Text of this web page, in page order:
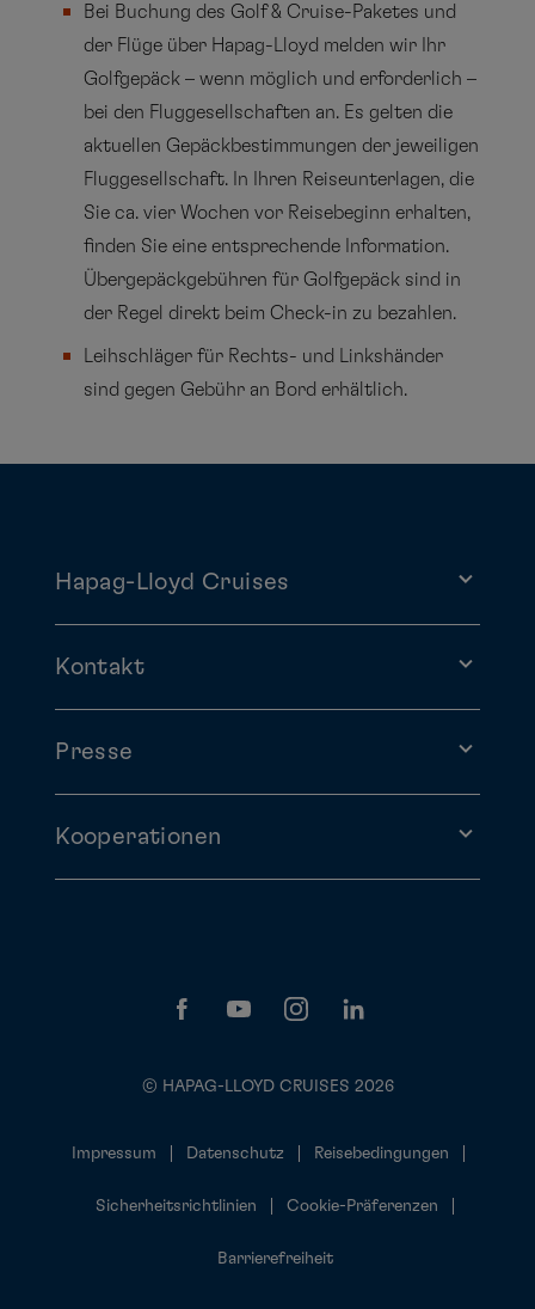
Bei Buchung des Golf & Cruise-Paketes und
der Flüge über Hapag-Lloyd melden wir Ihr
Golfgepäck – wenn möglich und erforderlich –
bei den Fluggesellschaften an. Es gelten die
aktuellen Gepäckbestimmungen der jeweiligen
Fluggesellschaft. In Ihren Reiseunterlagen, die
Sie ca. vier Wochen vor Reisebeginn erhalten,
finden Sie eine entsprechende Information.
Übergepäckgebühren für Golfgepäck sind in
der Regel direkt beim Check-in zu bezahlen.
Leihschläger für Rechts- und Linkshänder
sind gegen Gebühr an Bord erhältlich.
Hapag-Lloyd Cruises
Kontakt
Presse
Kooperationen
© HAPAG-LLOYD CRUISES 2026
Impressum Datenschutz Reisebedingungen
Sicherheitsrichtlinien Cookie-Präferenzen
Barrierefreiheit